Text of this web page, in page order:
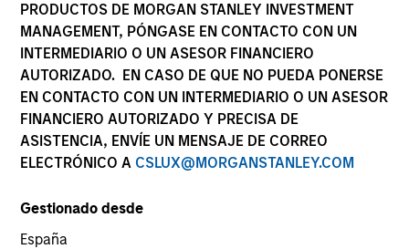
PRODUCTOS DE MORGAN STANLEY INVESTMENT
MANAGEMENT, PÓNGASE EN CONTACTO CON UN
INTERMEDIARIO O UN ASESOR FINANCIERO
AUTORIZADO. EN CASO DE QUE NO PUEDA PONERSE
EN CONTACTO CON UN INTERMEDIARIO O UN ASESOR
FINANCIERO AUTORIZADO Y PRECISA DE
ASISTENCIA, ENVÍE UN MENSAJE DE CORREO
ELECTRÓNICO A CSLUX@MORGANSTANLEY.COM
Gestionado desde
España